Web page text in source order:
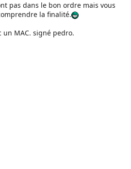
pas dans le bon ordre mais vous
la finalité.
un MAC. signé pedro.